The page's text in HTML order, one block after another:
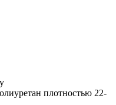
плотностью 22-